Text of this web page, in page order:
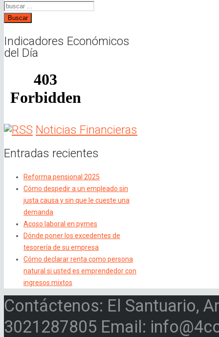
Buscar
Indicadores Económicos
del Día
Noticias Financieras
Entradas recientes
Reforma pensional 2025
Cómo despedir a un empleado sin
justa causa y sin que le cueste una
demanda
Acoso laboral en pymes
Dónde poner los excedentes de
tesorería de su empresa
Cómo declarar renta como persona
natural si usted es emprendedor con
ingresos mixtos
Contáctenos: El Santuario,
3021287805 Email: